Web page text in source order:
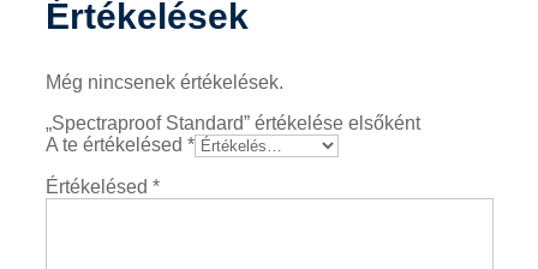
Értékelések
Még nincsenek értékelések.
„Spectraproof Standard” értékelése elsőként
A te értékelésed *
Értékelésed *